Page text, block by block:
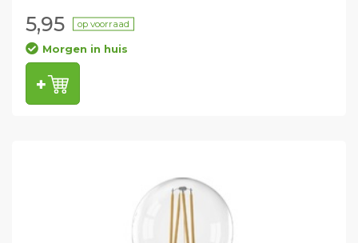
5,95 op voorraad
Morgen in huis